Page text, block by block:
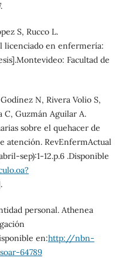
S, Rucco L.
licenciado en enfermería:
Facultad de
N, Rivera Volio S,
C, Guzmán Aguilar A.
sobre el quehacer de
atención. RevEnfermActual
sep):1-12.p.6 .Disponible
personal. Athenea
en:http://nbn-
64789